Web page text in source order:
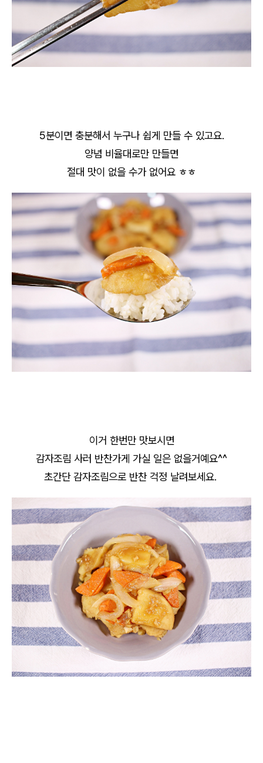
5분이면 충분해서 누구나 쉽게 만들 수 있고요.
양념 비율대로만 만들면
절대 맛이 없을 수가 없어요 ㅎㅎ
이거 한번만 맛보시면
감자조림 사러 반찬가게 가실 일은 없을거예요^^
초간단 감자조림으로 반찬 걱정 날려보세요.